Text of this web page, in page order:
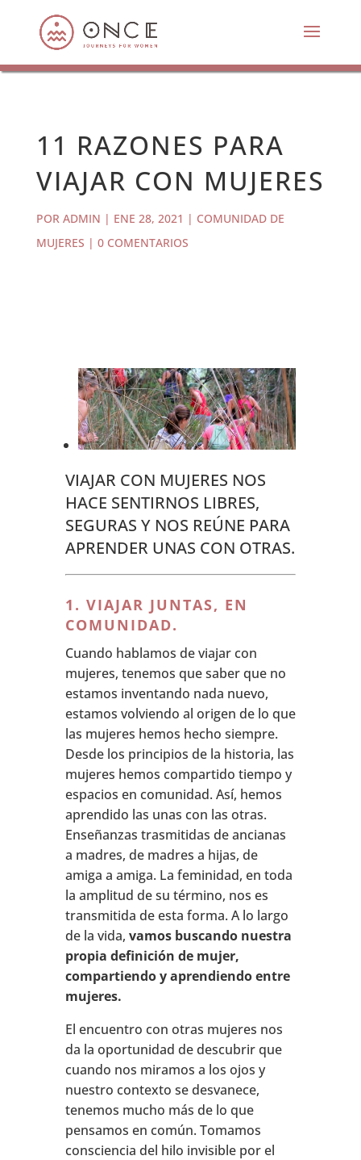
11 RAZONES PARA
VIAJAR CON MUJERES
POR ADMIN | ENE 28, 2021 | COMUNIDAD DE
MUJERES | 0 COMENTARIOS
VIAJAR CON MUJERES NOS
HACE SENTIRNOS LIBRES,
SEGURAS Y NOS REÚNE PARA
APRENDER UNAS CON OTRAS.
1. VIAJAR JUNTAS, EN
COMUNIDAD.
Cuando hablamos de viajar con
mujeres, tenemos que saber que no
estamos inventando nada nuevo,
estamos volviendo al origen de lo que
las mujeres hemos hecho siempre.
Desde los principios de la historia, las
mujeres hemos compartido tiempo y
espacios en comunidad. Así, hemos
aprendido las unas con las otras.
Enseñanzas trasmitidas de ancianas
a madres, de madres a hijas, de
amiga a amiga. La feminidad, en toda
la amplitud de su término, nos es
transmitida de esta forma. A lo largo
de la vida, vamos buscando nuestra
propia definición de mujer,
compartiendo y aprendiendo entre
mujeres.
El encuentro con otras mujeres nos
da la oportunidad de descubrir que
cuando nos miramos a los ojos y
nuestro contexto se desvanece,
tenemos mucho más de lo que
pensamos en común. Tomamos
consciencia del hilo invisible por el